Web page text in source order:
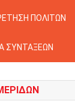
ΠΟΛΙΤΩΝ
ΣΥΝΤΑΞΕΩΝ